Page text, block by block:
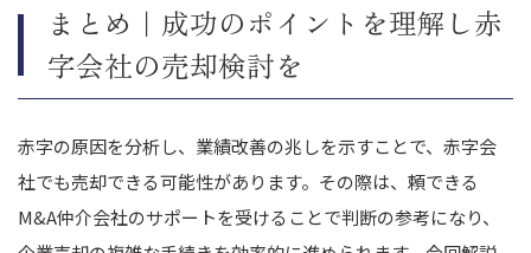
まとめ｜成功のポイントを理解し赤
字会社の売却検討を
赤字の原因を分析し、業績改善の兆しを示すことで、赤字会
社でも売却できる可能性があります。その際は、頼できる
M&A仲介会社のサポートを受けることで判断の参考になり、